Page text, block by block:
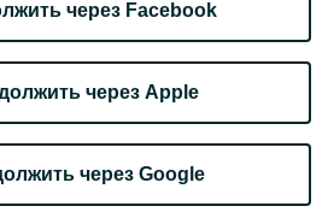
через Facebook
через Apple
через Google